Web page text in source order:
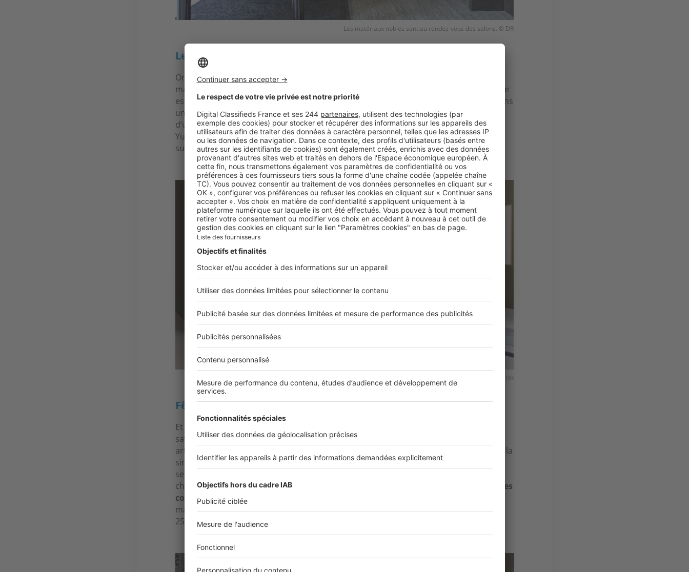
Les matériaux nobles sont au rendez-vous des salons. © DR
Le top du design au cœur de la nature
On la doit à Fabien Petitcolin, un ancien de l’univers du luxe. Il a fait construire cette
maison d’architecte comme
. Elle
est décorée par Pierre-Emmanuel Martin et Stéphane Garotin, de la Maison Hand, dans
un métissage de styles, d’origines et d’époques. Harmonieuses, disposant chacune
d’une terrasse sur le parc et exposant des œuvres d’artistes, les chambres Baraka,
Yulunga, Anastasis, Dionysos, Saltarello, plus la maison qui compte 2 chambres et 3
suites cultivent une atmosphère voyageuse dans les moindres détails.
Limpides de sobriété, les chambres sont dédiées au repos. © DR
Fête des papilles et remise en forme
Et puisque tout commence à table, les marchés locaux approvisionnent le lieu en
saveurs provençales. Les petits déjeuners bio sont servis très tard et les goûters
articulés autour de la piscine. Quant aux dîners, leurs recettes équilibrées misent sur la
simplicité et la fraîcheur des produits saisonniers. Les « foodistas » pourront même
sentir, toucher et déguster lors d’ateliers culinaires thématiques sous la houlette de
chefs passionnés. Et pour occuper vos moments de détente, profitez de
l’expertise des
coachs de sport et de bien-être
massages sont au programme des séjours… Chambre pour 2 personnes, de 170 € à
250 €, selon la saison, petits déjeuners inclus.